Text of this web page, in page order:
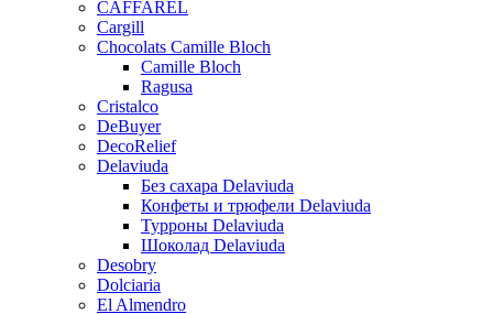
CAFFAREL
Cargill
Chocolats Camille Bloch
Camille Bloch
Ragusa
Cristalco
DeBuyer
DecoRelief
Delaviuda
Без сахара Delaviuda
Конфеты и трюфели Delaviuda
Турроны Delaviuda
Шоколад Delaviuda
Desobry
Dolciaria
El Almendro